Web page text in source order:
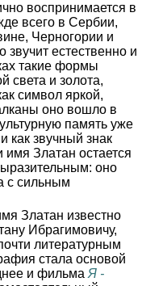
воспринимается в
всего в Сербии,
Черногории и
естественно и
такие формы
света и золота,
символ яркой,
оно вошло в
память уже
как звучный знак
Златан остается
оно
с сильным
Златан известно
Ибрагимовичу,
литературным
стала основой
и фильма Я -